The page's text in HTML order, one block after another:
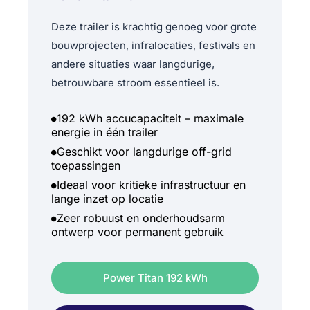
Deze trailer is krachtig genoeg voor grote
bouwprojecten, infralocaties, festivals en
andere situaties waar langdurige,
betrouwbare stroom essentieel is.
192 kWh accucapaciteit – maximale
energie in één trailer
Geschikt voor langdurige off-grid
toepassingen
Ideaal voor kritieke infrastructuur en
lange inzet op locatie
Zeer robuust en onderhoudsarm
ontwerp voor permanent gebruik
Power Titan 192 kWh